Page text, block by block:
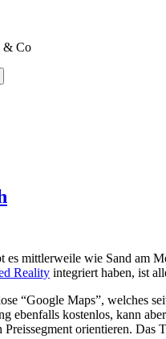
& Co
mittlerweile wie Sand am
Reality integriert haben, ist
“Google Maps”, welches
ebenfalls kostenlos, kann
orientieren.